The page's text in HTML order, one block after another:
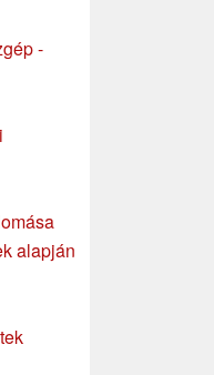
-
alapján